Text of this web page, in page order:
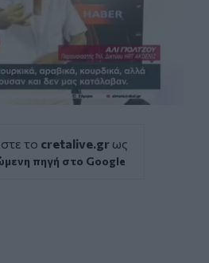
το cretalive.gr ως
πηγή στο Google